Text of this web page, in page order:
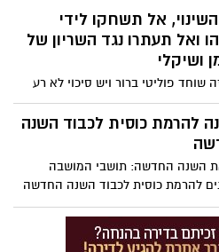
אל תשחקו לידי
ואל תעתרו נגד השריון של
ושיקלי
שוחד פוליטי ברור ויש סיכוי לא רע
בועדת הבחירות או בביהמ"ש. ודווקא
לכם לעתור נגדו. מדוע? ראו בהמשך.
להרמת כוסית לכבוד השנה
השנה החדשה: תושבי המושבה
להרמת כוסית לכבוד השנה החדשה